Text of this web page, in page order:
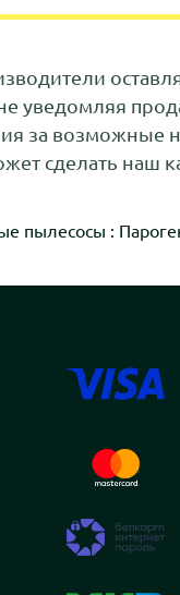
уведомляя
за возможные
сделать наш
пылесосы :